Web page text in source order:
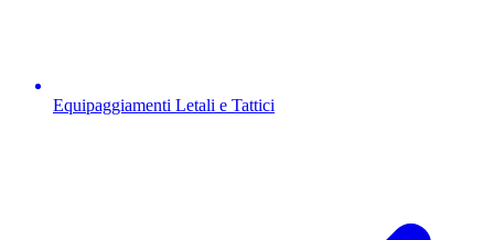
Equipaggiamenti Letali e Tattici